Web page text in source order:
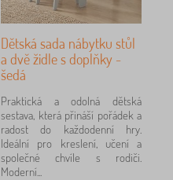
Dětská sada nábytku stůl
a dvě židle s doplňky -
šedá
Praktická a odolná dětská
sestava, která přináší pořádek a
radost do každodenní hry.
Ideální pro kreslení, učení a
společné chvíle s rodiči.
Moderní...